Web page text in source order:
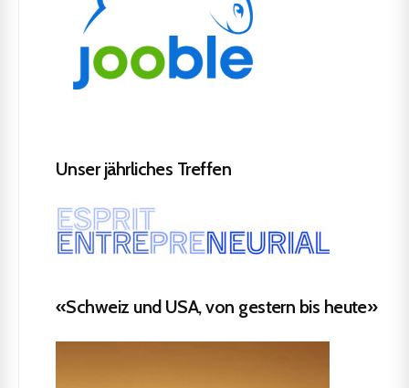
Unser jährliches Treffen
«Schweiz und USA, von gestern bis heute»